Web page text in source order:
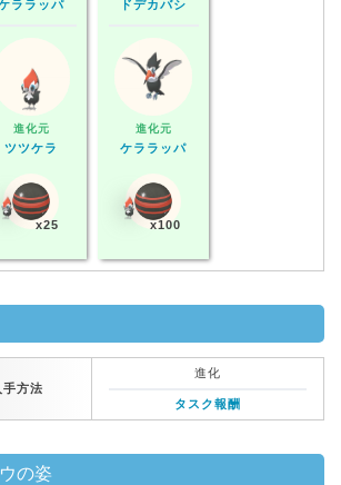
ララッパ
進化元
ツツケラ
x25
ドデカバシ
進化元
ケララッパ
x100
手方法
進化
タスク報酬
の姿